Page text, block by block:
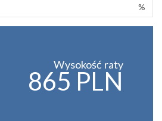
%
Wysokość raty
865 PLN